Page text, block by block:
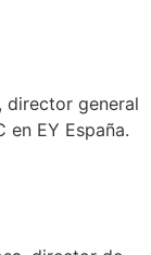
director general
en EY España.